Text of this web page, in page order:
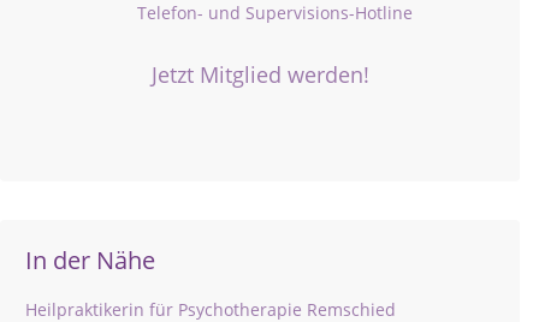
Telefon- und Supervisions-Hotline
Jetzt Mitglied werden!
In der Nähe
Heilpraktikerin für Psychotherapie Remschied